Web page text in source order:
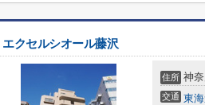
エクセルシオール藤沢
住所 神
交通 東